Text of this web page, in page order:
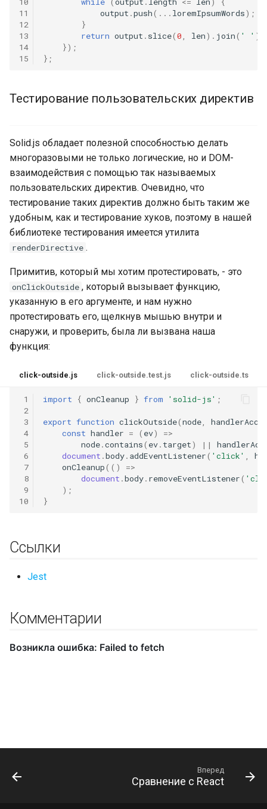
11
12
13
14
15
output .push(... loremIpsumWords);
}
return output . slice(0, len). join( ' ' );
});
};
Тестирование пользовательских директив
Solid.js обладает полезной способностью делать
многоразовыми не только логические, но и DOM-
взаимодействия с помощью так называемых
пользовательских директив. Очевидно, что
тестирование таких директив должно быть таким же
удобным, как и тестирование хуков, поэтому в нашей
библиотеке тестирования имеется утилита
renderDirective .
Примитив, который мы хотим протестировать, - это
onClickOutside , который вызывает функцию,
указанную в его аргументе, и нам нужно
протестировать его, щелкнув мышью внутри и
снаружи, и проверить, была ли вызвана наша
функция:
click-outside.js click-outside.test.js click-outside.ts
1
2
3
4
5
6
7
8
9
10
import { onCleanup } from 'solid-js' ;
export function clickOutside(node,
const handler = ( ev)
=>
node.contains( ev. target) ||
document .body. addEventListener( 'click' ,
onCleanup(()
=>
document .body. removeEventListener(
);
}
Ссылки
Jest
Комментарии
Вперед
Сравнение с React